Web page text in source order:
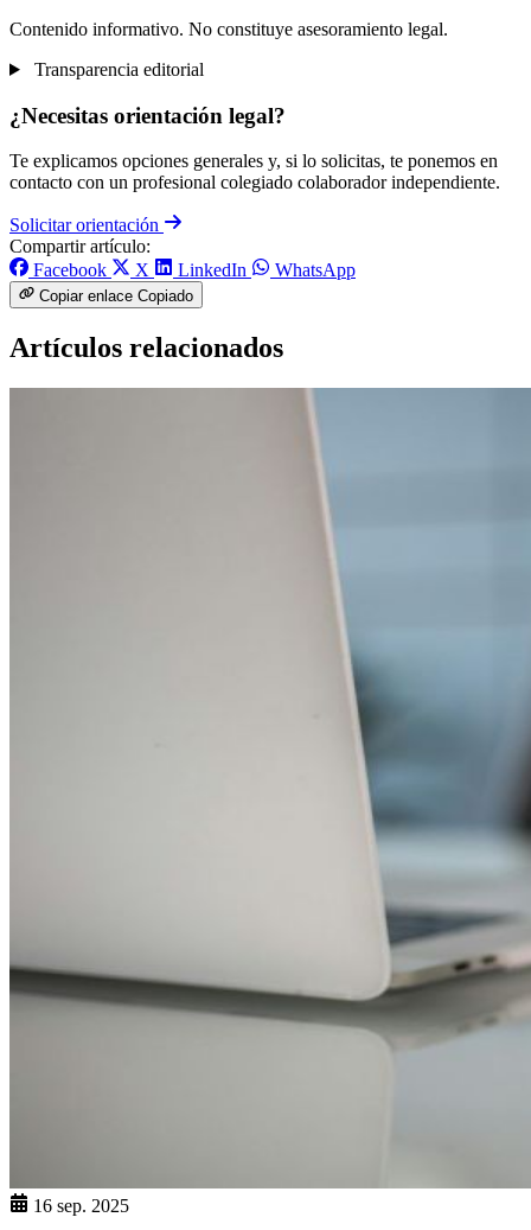
Contenido informativo. No constituye asesoramiento legal.
Transparencia editorial
¿Necesitas orientación legal?
Te explicamos opciones generales y, si lo solicitas, te ponemos en
contacto con un profesional colegiado colaborador independiente.
Solicitar orientación
Compartir artículo:
Facebook
X LinkedIn WhatsApp
Copiar enlace Copiado
Artículos relacionados
16 sep. 2025